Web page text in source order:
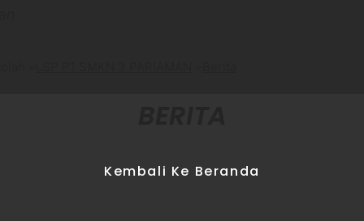
Kembali Ke Beranda